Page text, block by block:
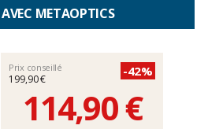
METAOPTICS
Prix conseillé
199,90 €
-42%
114,90 €